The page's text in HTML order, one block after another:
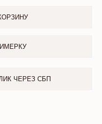
ЧЕРЕЗ СБП